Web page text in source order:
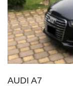
AUDI A7